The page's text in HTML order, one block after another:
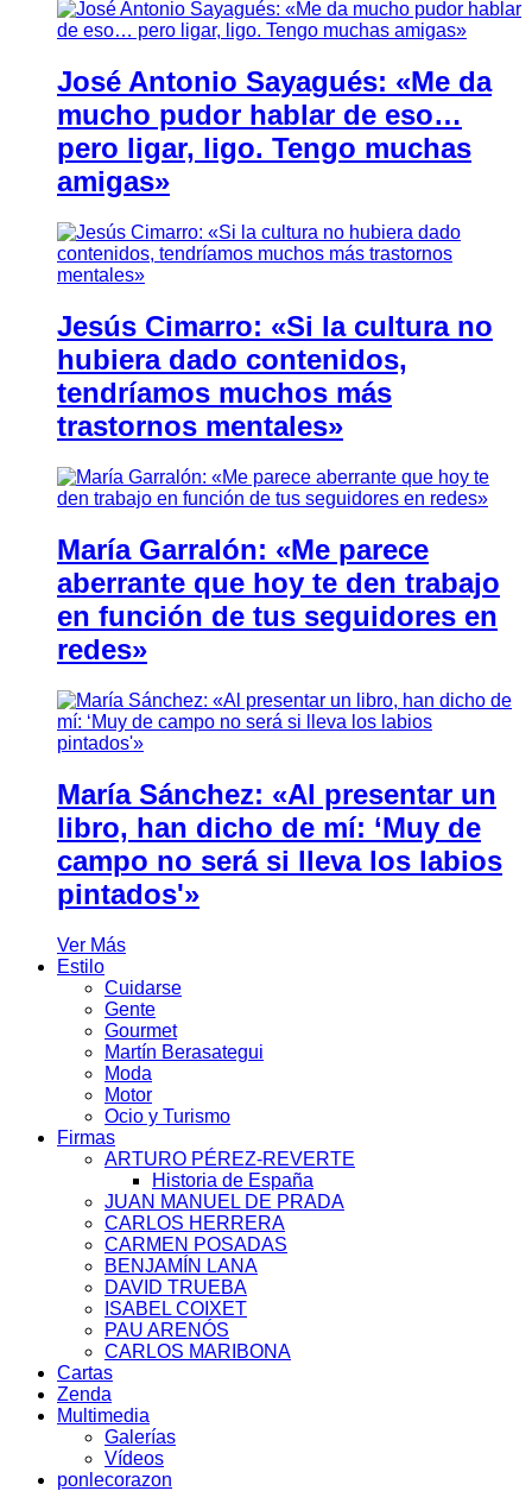
José Antonio Sayagués: «Me da
mucho pudor hablar de eso…
pero ligar, ligo. Tengo muchas
amigas»
Jesús Cimarro: «Si la cultura no
hubiera dado contenidos,
tendríamos muchos más
trastornos mentales»
María Garralón: «Me parece
aberrante que hoy te den trabajo
en función de tus seguidores en
redes»
María Sánchez: «Al presentar un
libro, han dicho de mí: ‘Muy de
campo no será si lleva los labios
pintados'»
Ver Más
Estilo
Cuidarse
Gente
Gourmet
Martín Berasategui
Moda
Motor
Ocio y Turismo
Firmas
ARTURO PÉREZ-REVERTE
Historia de España
JUAN MANUEL DE PRADA
CARLOS HERRERA
CARMEN POSADAS
BENJAMÍN LANA
DAVID TRUEBA
ISABEL COIXET
PAU ARENÓS
CARLOS MARIBONA
Cartas
Zenda
Multimedia
Galerías
Vídeos
ponlecorazon